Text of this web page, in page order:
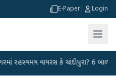
E-Paper Login
વાયરસ કે ચાંદીપુરા? 6 બાળકોના મોતથી